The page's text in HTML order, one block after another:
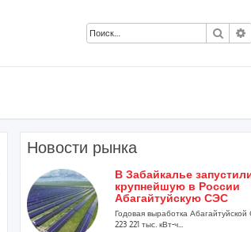
Поиск
Новости рынка
В Забайкалье
крупнейшую в России
Абагайтуйскую СЭС
Годовая выработка
223 221 тыс. кВт-ч...